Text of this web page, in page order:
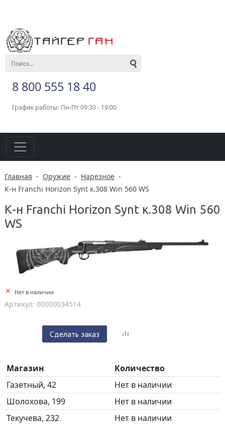
8 800 555 18 40
График работы: Пн-Пт 09:30 - 19:00
Главная - Оружие - Нарезное -
К-н Franchi Horizon Synt к.308 Win 560 WS
К-н Franchi Horizon Synt к.308 Win 560
WS
Нет в наличии
Артикул: 00000034514
Сделать заказ
Магазин
Количество
Газетный, 42
Нет в наличии
Шолохова, 199
Нет в наличии
Текучева, 232
Нет в наличии